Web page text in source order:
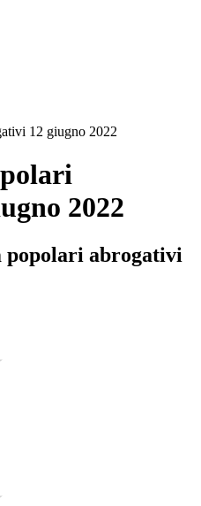
12 giugno 2022
2022
popolari abrogativi